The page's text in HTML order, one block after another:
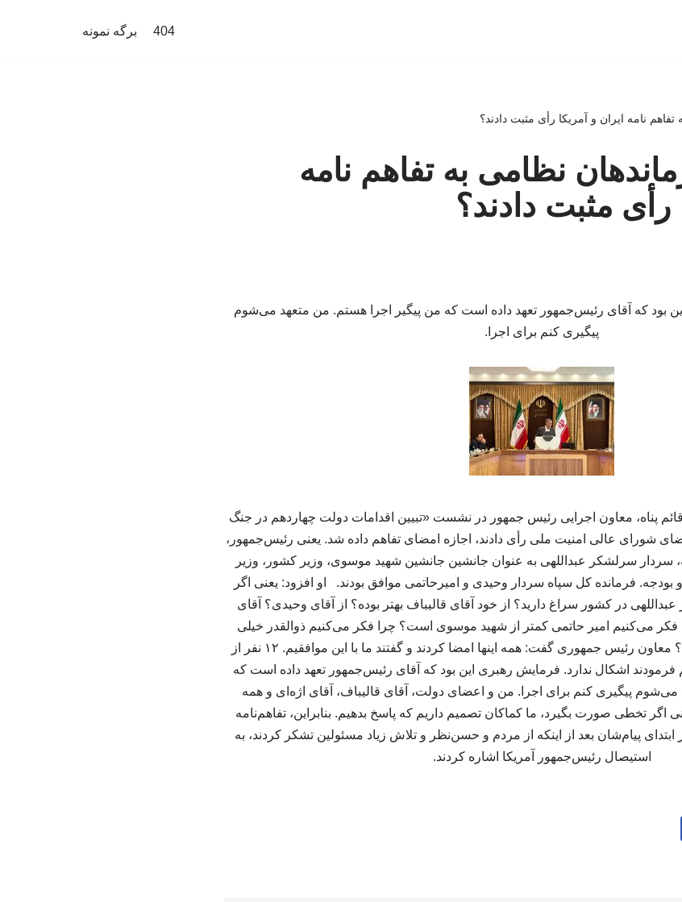
404 برگه نمونه
نامه ایران و آمریکا رأی مثبت دادند؟
نظامی به تفاهم نامه
رأی مثبت دادند؟
بود که آقای رئیس‌جمهور تعهد داده است که من پیگیر اجرا هستم. من متعهد می‌شوم
پیگیری کنم برای اجرا.
پناه، معاون اجرایی رئیس جمهور در نشست «تبیین اقدامات دولت چهاردهم در جنگ
شورای عالی امنیت ملی رأی دادند، اجازه امضای تفاهم داده شد. یعنی رئیس‌جمهور،
سرلشکر عبداللهی به عنوان جانشین جانشین شهید موسوی، وزیر کشور، وزیر
بودجه. فرمانده کل سپاه سردار وحیدی و امیرحاتمی موافق بودند. او افزود: یعنی اگر
در کشور سراغ دارید؟ از خود آقای قالیباف بهتر بوده؟ از آقای وحیدی؟ آقای
می‌کنیم امیر حاتمی کمتر از شهید موسوی است؟ چرا فکر می‌کنیم ذوالقدر خیلی
کمتر از آقای شهید لاریجانی است؟ معاون رئیس جمهوری گفت: همه اینها امضا کردند و گفتند ما با این موافقیم. ۱۲ نفر از
فرمودند اشکال ندارد. فرمایش رهبری این بود که آقای رئیس‌جمهور تعهد داده است که
پیگیری کنم برای اجرا. من و اعضای دولت، آقای قالیباف، آقای اژه‌ای و همه
اگر تخطی صورت بگیرد، ما کماکان تصمیم داریم که پاسخ بدهیم. بنابراین، تفاهم‌نامه
پیام‌شان بعد از اینکه از مردم و حسن‌نظر و تلاش زیاد مسئولین تشکر کردند، به
استیصال رئیس‌جمهور آمریکا اشاره کردند.